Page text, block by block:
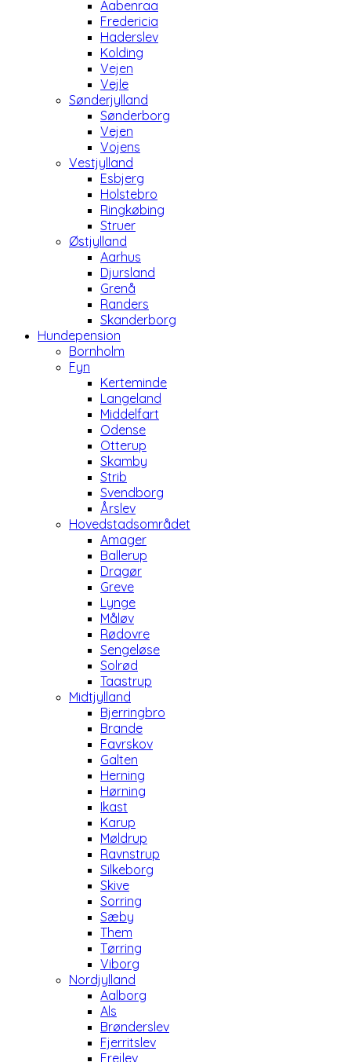
Aabenraa
Fredericia
Haderslev
Kolding
Vejen
Vejle
Sønderjylland
Sønderborg
Vejen
Vojens
Vestjylland
Esbjerg
Holstebro
Ringkøbing
Struer
Østjylland
Aarhus
Djursland
Grenå
Randers
Skanderborg
Hundepension
Bornholm
Fyn
Kerteminde
Langeland
Middelfart
Odense
Otterup
Skamby
Strib
Svendborg
Årslev
Hovedstadsområdet
Amager
Ballerup
Dragør
Greve
Lynge
Måløv
Rødovre
Sengeløse
Solrød
Taastrup
Midtjylland
Bjerringbro
Brande
Favrskov
Galten
Herning
Hørning
Ikast
Karup
Møldrup
Ravnstrup
Silkeborg
Skive
Sorring
Sæby
Them
Tørring
Viborg
Nordjylland
Aalborg
Als
Brønderslev
Fjerritslev
Frejlev